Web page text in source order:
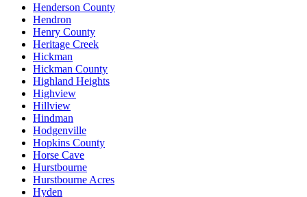
Henderson County
Hendron
Henry County
Heritage Creek
Hickman
Hickman County
Highland Heights
Highview
Hillview
Hindman
Hodgenville
Hopkins County
Horse Cave
Hurstbourne
Hurstbourne Acres
Hyden